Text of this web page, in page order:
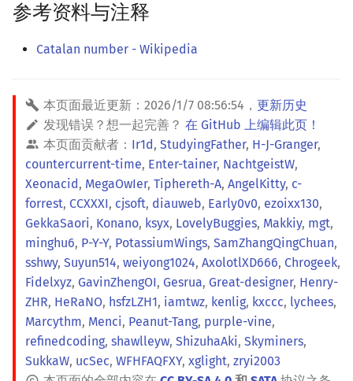
参考资料与注释
Catalan number - Wikipedia
本页面最近更新： 2026/1/7 08:56:54 ， 更新历史
发现错误？想一起完善？ 在 GitHub 上编辑此页！
本页面贡献者： Ir1d, StudyingFather, H-J-Granger,
countercurrent-time, Enter-tainer, NachtgeistW,
Xeonacid, MegaOwIer, Tiphereth-A, AngelKitty, c-
forrest, CCXXXI, cjsoft, diauweb, Early0v0, ezoixx130,
GekkaSaori, Konano, ksyx, LovelyBuggies, Makkiy, mgt,
minghu6, P-Y-Y, PotassiumWings, SamZhangQingChuan,
sshwy, Suyun514, weiyong1024, AxolotlXD666, Chrogeek,
Fidelxyz, GavinZhengOI, Gesrua, Great-designer, Henry-
ZHR, HeRaNO, hsfzLZH1, iamtwz, kenlig, kxccc, lychees,
Marcythm, Menci, Peanut-Tang, purple-vine,
refinedcoding, shawlleyw, ShizuhaAki, Skyminers,
SukkaW, ucSec, WFHFAQFXY, xglight, zryi2003